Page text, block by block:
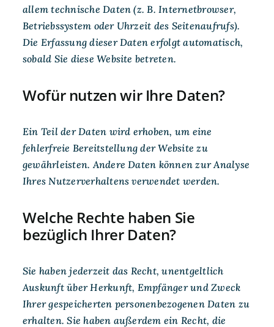
allem technische Daten (z. B. Internetbrowser,
Betriebssystem oder Uhrzeit des Seitenaufrufs).
Die Erfassung dieser Daten erfolgt automatisch,
sobald Sie diese Website betreten.
Wofür nutzen wir Ihre Daten?
Ein Teil der Daten wird erhoben, um eine
fehlerfreie Bereitstellung der Website zu
gewährleisten. Andere Daten können zur Analyse
Ihres Nutzerverhaltens verwendet werden.
Welche Rechte haben Sie
bezüglich Ihrer Daten?
Sie haben jederzeit das Recht, unentgeltlich
Auskunft über Herkunft, Empfänger und Zweck
Ihrer gespeicherten personenbezogenen Daten zu
erhalten. Sie haben außerdem ein Recht, die